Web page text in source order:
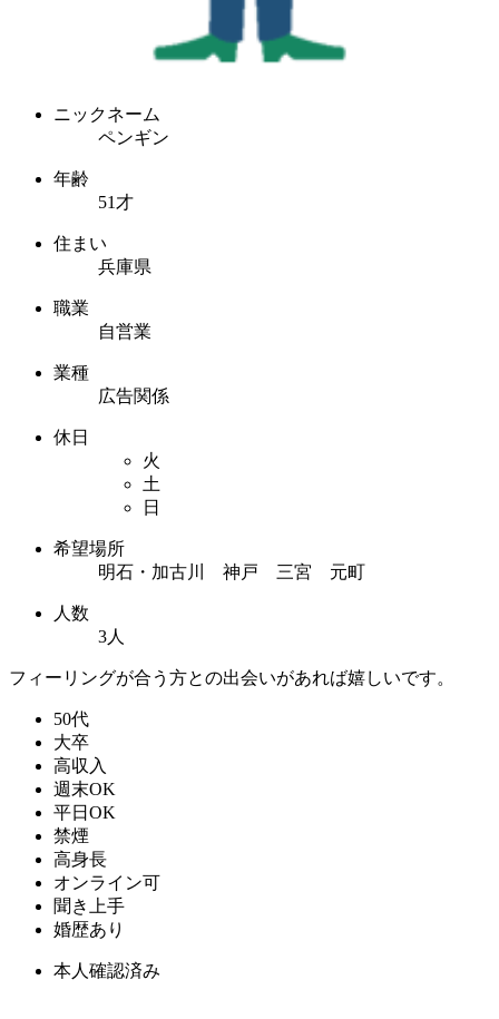
ニックネーム
ペンギン
年齢
51才
住まい
兵庫県
職業
自営業
業種
広告関係
休日
火
土
日
希望場所
明石・加古川 神戸 三宮 元町
人数
3人
フィーリングが合う方との出会いがあれば嬉しいです。
50代
大卒
高収入
週末OK
平日OK
禁煙
高身長
オンライン可
聞き上手
婚歴あり
本人確認済み